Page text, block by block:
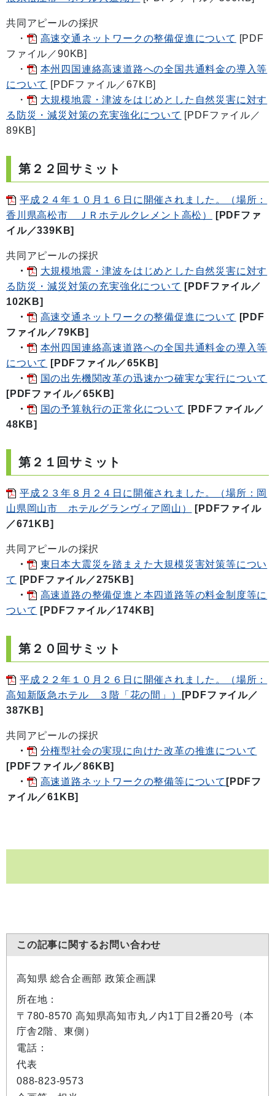
共同アピールの採択
・
高速交通ネットワークの整備促進について [PDF
ファイル／90KB]
・
本州四国連絡高速道路への全国共通料金の導入等
について [PDFファイル／67KB]
・
大規模地震・津波をはじめとした自然災害に対す
る防災・減災対策の充実強化について [PDFファイル／
89KB]
第２２回サミット
平成２４年１０月１６日に開催されました。（場所：
香川県高松市 ＪＲホテルクレメント高松）
[PDFファ
イル／339KB]
共同アピールの採択
・
大規模地震・津波をはじめとした自然災害に対す
る防災・減災対策の充実強化について [PDFファイル／
102KB]
・
高速交通ネットワークの整備促進について
[PDF
ファイル／79KB]
・
本州四国連絡高速道路への全国共通料金の導入等
について
[PDFファイル／65KB]
・
国の出先機関改革の迅速かつ確実な実行について
[PDFファイル／65KB]
・
国の予算執行の正常化について
[PDFファイル／
48KB]
第２１回サミット
平成２３年８月２４日に開催されました。（場所：岡
山県岡山市 ホテルグランヴィア岡山）
[PDFファイル
／671KB]
共同アピールの採択
・
東日本大震災を踏まえた大規模災害対策等につい
て
[PDFファイル／275KB]
・
高速道路の整備促進と本四道路等の料金制度等に
ついて [PDFファイル／174KB]
第２０回サミット
平成２２年１０月２６日に開催されました。（場所：
高知新阪急ホテル ３階「花の間」）
[PDFファイル／
387KB]
共同アピールの採択
・
分権型社会の実現に向けた改革の推進について
[PDFファイル／86KB]
・
高速道路ネットワークの整備等について [PDFフ
ァイル／61KB]
この記事に関するお問い合わせ
高知県 総合企画部 政策企画課
所在地：
〒780-8570 高知県高知市丸ノ内1丁目2番20号（本
庁舎2階、東側）
電話：
代表
088-823-9573